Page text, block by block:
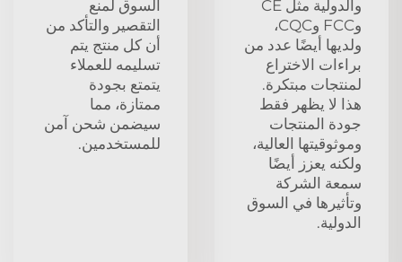
والدولية مثل CE
وFCC وCQC،
ولديها أيضًا عدد من
براءات الاختراع
لمنتجات مبتكرة.
هذا لا يظهر فقط
جودة المنتجات
وموثوقيتها العالية،
ولكنه يعزز أيضًا
سمعة الشركة
وتأثيرها في السوق
الدولية.
السوق لمنع
التقصير والتأكد من
أن كل منتج يتم
تسليمه للعملاء
يتمتع بجودة
ممتازة، مما
سيضمن شحن آمن
للمستخدمين.